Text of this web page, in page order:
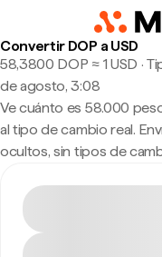
Convertir DOP a USD
58,3800 DOP ≈ 1 USD ·
de agosto, 3:08
Ve cuánto es 58.000
al tipo de cambio real.
ocultos, sin tipos de